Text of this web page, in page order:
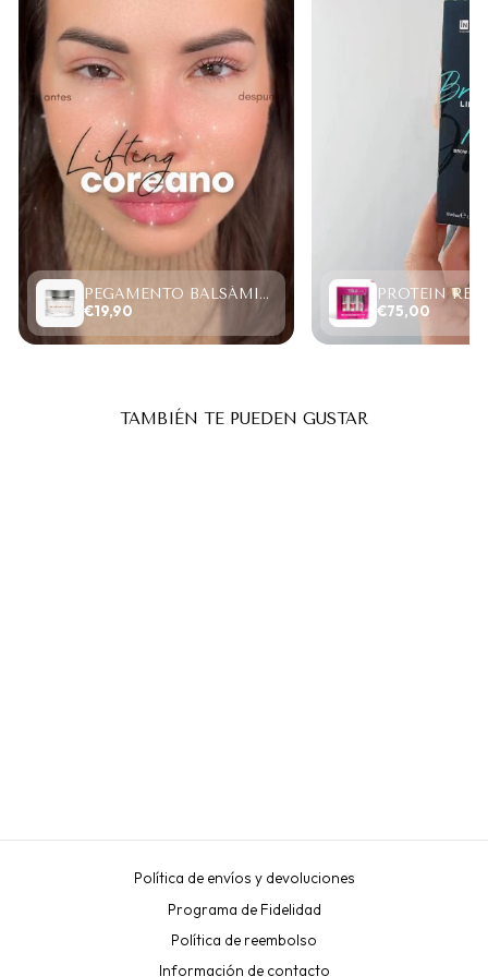
PEGAMENTO BALSÁMICO CLEAR LASH 15ML
€19,90 €75,00
TAMBIÉN TE PUEDEN GUSTAR
Política de envíos y devoluciones
Programa de Fidelidad
Política de reembolso
Información de contacto